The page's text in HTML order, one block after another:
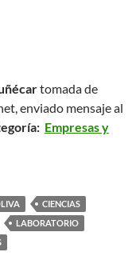
tomada de
enviado mensaje al
Empresas y
CIENCIAS
LABORATORIO